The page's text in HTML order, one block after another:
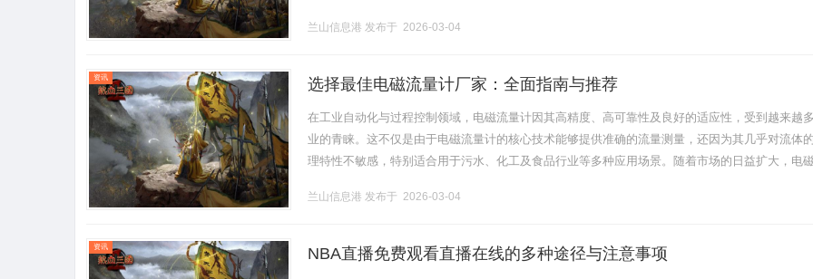
兰山信息港 发布于 2026-03-04
资讯 选择最佳电磁流量计厂家：全面指南与推荐
在工业自动化与过程控制领域，电磁流量计因其高精度、高可靠性及良好的适应性，受到越来越
业的青睐。这不仅是由于电磁流量计的核心技术能够提供准确的流量测量，还因为其几乎对流体
理特性不敏感，特别适合用于污水、化工及食品行业等多种应用场景。随着市场的日益扩大，电
为您提供.........
兰山信息港 发布于 2026-03-04
资讯 NBA直播免费观看直播在线的多种途径与注意事项